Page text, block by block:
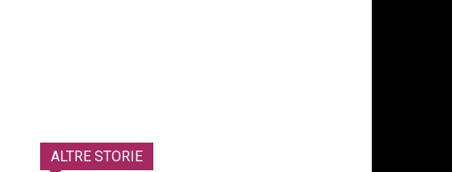
ALTRE STORIE